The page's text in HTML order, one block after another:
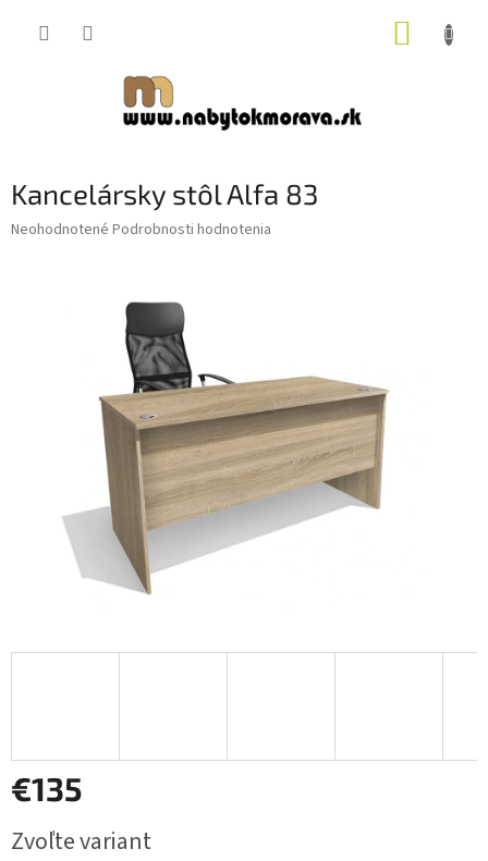
Kancelársky stôl Alfa 83
Priemerné
Neohodnotené Podrobnosti hodnotenia
€135
cena:
Zvoľte variant